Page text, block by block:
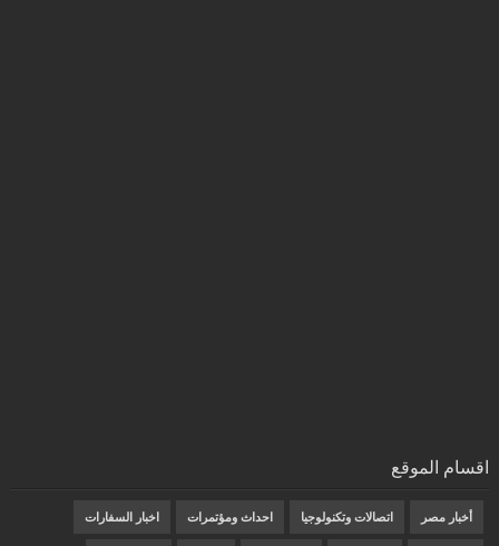
اقسام الموقع
أخبار مصر اتصالات وتكنولوجيا احداث ومؤتمرات اخبار السفارات